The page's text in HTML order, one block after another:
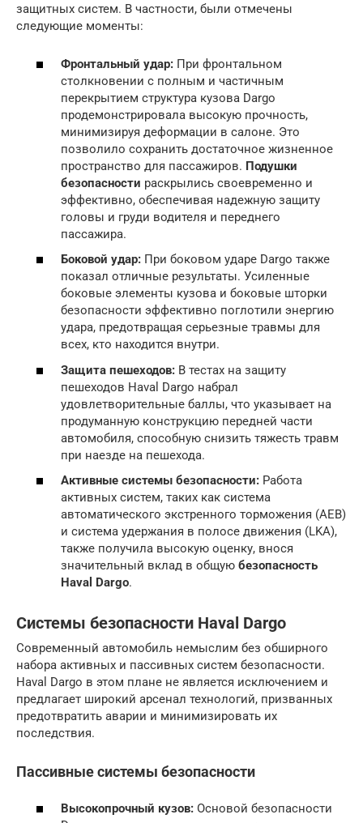
защитных систем. В частности, были отмечены
следующие моменты:
Фронтальный удар: При фронтальном
столкновении с полным и частичным
перекрытием структура кузова Dargo
продемонстрировала высокую прочность,
минимизируя деформации в салоне. Это
позволило сохранить достаточное жизненное
пространство для пассажиров. Подушки
безопасности раскрылись своевременно и
эффективно, обеспечивая надежную защиту
головы и груди водителя и переднего
пассажира.
Боковой удар: При боковом ударе Dargo также
показал отличные результаты. Усиленные
боковые элементы кузова и боковые шторки
безопасности эффективно поглотили энергию
удара, предотвращая серьезные травмы для
всех, кто находится внутри.
Защита пешеходов: В тестах на защиту
пешеходов Haval Dargo набрал
удовлетворительные баллы, что указывает на
продуманную конструкцию передней части
автомобиля, способную снизить тяжесть травм
при наезде на пешехода.
Активные системы безопасности: Работа
активных систем, таких как система
автоматического экстренного торможения (AEB)
и система удержания в полосе движения (LKA),
также получила высокую оценку, внося
значительный вклад в общую безопасность
Haval Dargo.
Системы безопасности Haval Dargo
Современный автомобиль немыслим без обширного
набора активных и пассивных систем безопасности.
Haval Dargo в этом плане не является исключением и
предлагает широкий арсенал технологий, призванных
предотвратить аварии и минимизировать их
последствия.
Пассивные системы безопасности
Высокопрочный кузов: Основой безопасности